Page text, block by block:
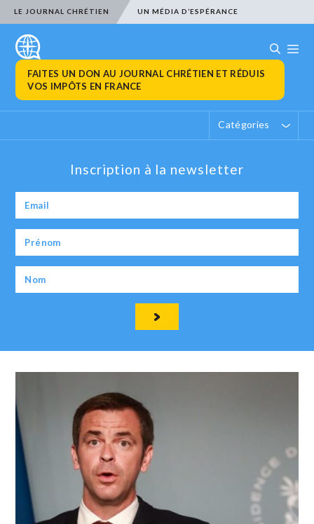
LE JOURNAL CHRÉTIEN UN MÉDIA D’ESPÉRANCE
FAITES UN DON AU JOURNAL CHRÉTIEN ET RÉDUIS
VOS IMPÔTS EN FRANCE
Catégories
Inscription à la newsletter